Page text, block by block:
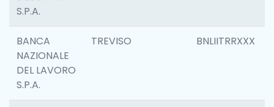
S.P.A.
BANCA
NAZIONALE
DEL LAVORO
S.P.A.
TREVISO BNLIITRRXXX